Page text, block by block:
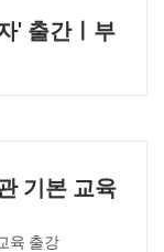
' 출간ㅣ부
기본 교육
육 출강